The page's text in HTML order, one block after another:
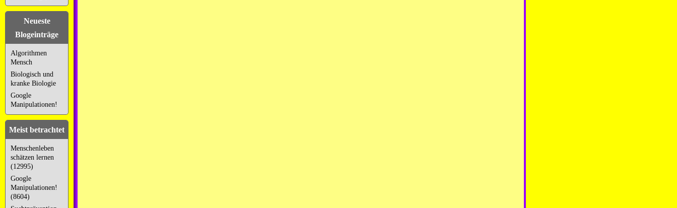
Neueste
Blogeinträge
Algorithmen
Mensch
Biologisch und
kranke Biologie
Google
Manipulationen!
Meist betrachtet
Menschenleben
schätzen lernen
(12995)
Google
Manipulationen!
(8604)